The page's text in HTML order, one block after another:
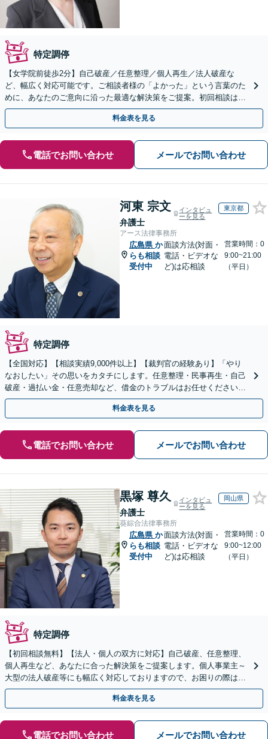
特定調停
【女学院前徒歩2分】自己破産／任意整理／個人再生／法人破産な
ど、幅広く対応可能です。ご相談者様の「よかった」という言葉のた
めに、あなたのご意向に沿った最適な解決策をご提案。初回相談は無
料で承ります。【広島駅徒歩圏内】【キッズスペースあり】
料金表を見る
電話でお問い合わせ メールでお問い合わせ
河東 宗文
弁護士
インタビュ
ーを見る
東京都
アース法律事務所
広島県 か
らも相談
受付中
面談方法(対面・
電話・ビデオな
ど)は応相談
営業時間：0
9:00~21:00
（平日）
特定調停
【全国対応】【相談実績9,000件以上】【裁判官の経験あり】「やり
なおしたい」その思いをカタチにします。任意整理・民事再生・自己
破産・過払い金・任意売却など、借金のトラブルはお任せください。
【初回相談無料】【全国対応可能】
料金表を見る
電話でお問い合わせ メールでお問い合わせ
黒塚 尊久
弁護士
インタビュ
ーを見る
岡山県
葵綜合法律事務所
広島県 か
らも相談
受付中
面談方法(対面・
電話・ビデオな
ど)は応相談
営業時間：0
9:00~12:00
（平日）
特定調停
【初回相談無料】【法人・個人の双方に対応】自己破産、任意整理、
個人再生など、あなたに合った解決策をご提案します。個人事業主～
大型の法人破産等にも幅広く対応しておりますので、お困りの際はご
相談ください。新たなスタートを丁寧に支援いたします。
料金表を見る
電話でお問い合わせ メールでお問い合わせ